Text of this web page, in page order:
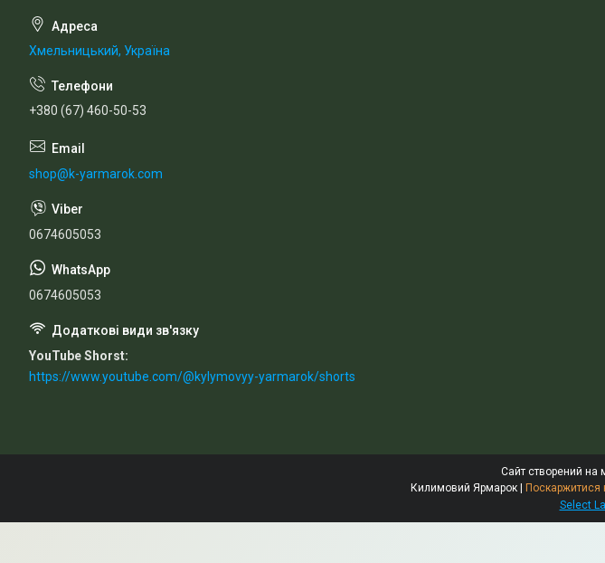
Хмельницький, Україна
+380 (67) 460-50-53
shop@k-yarmarok.com
0674605053
0674605053
YouTube Shorst
https://www.youtube.com/@kylymovyy-yarmarok/shorts
Сайт створений на
Поскаржитися
Select